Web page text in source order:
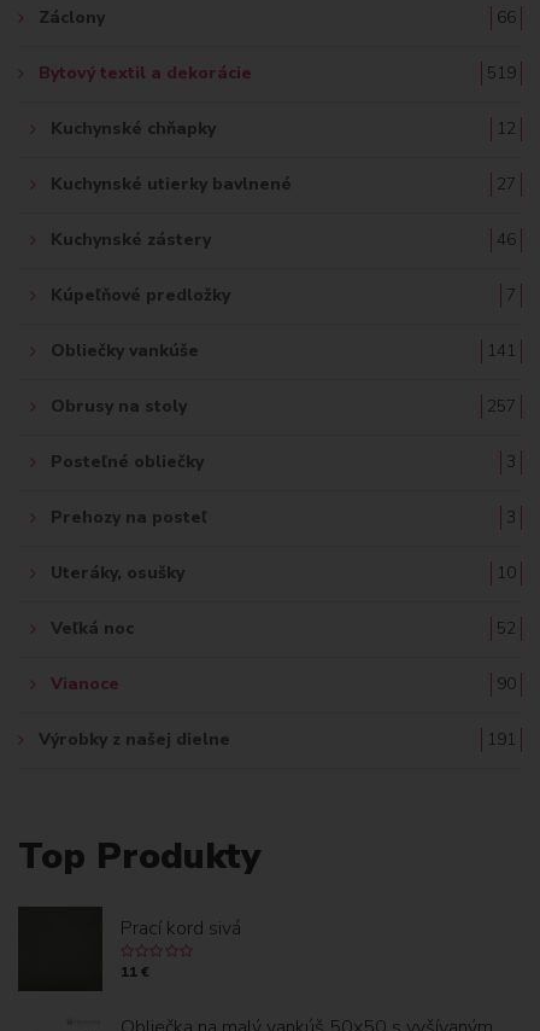
Záclony 66
Bytový textil a dekorácie 519
Kuchynské chňapky 12
Kuchynské utierky bavlnené 27
Kuchynské zástery 46
Kúpeľňové predložky 7
Obliečky vankúše 141
Obrusy na stoly 257
Posteľné obliečky 3
Prehozy na posteľ 3
Uteráky, osušky 10
Veľká noc 52
Vianoce 90
Výrobky z našej dielne 191
Top Produkty
Prací kord sivá
11 €